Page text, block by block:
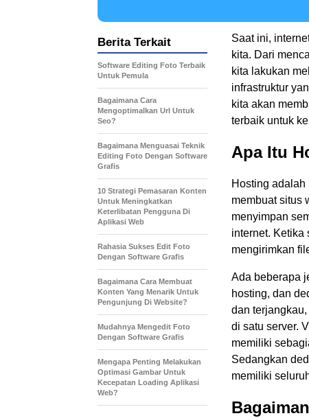
Saat ini,
kita. Dari
kita lakukan
infrastruktur
kita akan
terbaik untuk
Apa Itu
Hosting
membuat situs
menyimpan
internet. Ketika
mengirimkan
Ada beberapa
hosting, dan
dan
di satu server.
memiliki
Sedangkan
memiliki
Berita Terkait
Software Editing Foto Terbaik
Untuk Pemula
Bagaimana Cara
Mengoptimalkan Url Untuk
Seo?
Bagaimana Menguasai Teknik
Editing Foto Dengan Software
Grafis
10 Strategi Pemasaran Konten
Untuk Meningkatkan
Keterlibatan Pengguna Di
Aplikasi Web
Rahasia Sukses Edit Foto
Dengan Software Grafis
Bagaimana Cara Membuat
Konten Yang Menarik Untuk
Pengunjung Di Website?
Mudahnya Mengedit Foto
Dengan Software Grafis
Mengapa Penting Melakukan
Optimasi Gambar Untuk
Kecepatan Loading Aplikasi
Web?